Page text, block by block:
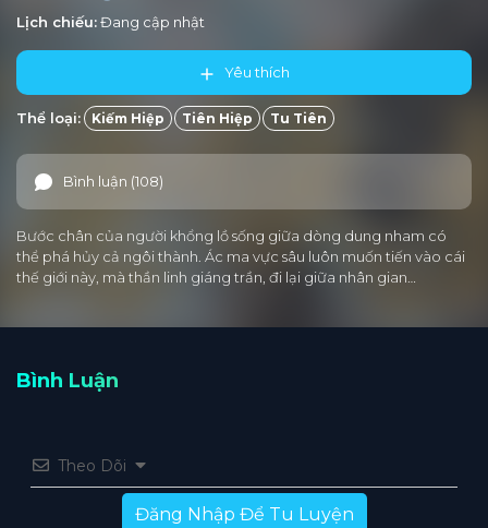
Lịch chiếu:Đang cập nhật
Yêu thích
Thể loại: Kiếm Hiệp Tiên Hiệp Tu Tiên
Bình luận (108)
Bước chân của người khổng lồ sống giữa dòng dung nham có
thể phá hủy cả ngôi thành. Ác ma vực sâu luôn muốn tiến vào cái
thế giới này, mà thần linh giáng trần, đi lại giữa nhân gian…
Bình Luận
Theo Dõi
Đăng Nhập Để Tu Luyện